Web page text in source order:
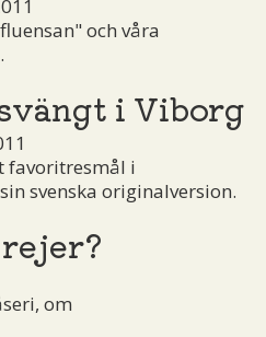
och våra
i Viborg
favoritresmål i
svenska originalversion.
om